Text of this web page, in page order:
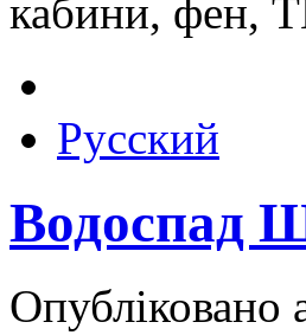
кабини, фен,
Русский
Водоспад